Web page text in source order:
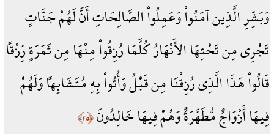
وَبَشِّرِ الَّذِين آمَنُواْ وَعَمِلُواْ الصَّالِحَاتِ أَنَّ لَهُمْ جَنَّاتٍ
تَجْرِي مِن تَحْتِهَا الأَنْهَارُ كُلَّمَا رُزِقُواْ مِنْهَا مِن ثَمَرَةٍ رِّزْقاً
قَالُواْ هَذَا الَّذِي رُزِقْنَا مِن قَبْلُ وَأُتُواْ بِهِ مُتَشَابِهاً وَلَهُمْ
فِيهَا أَزْوَاجٌ مُّطَهَّرَةٌ وَهُمْ فِيهَا خَالِدُونَ﴿٢٥﴾